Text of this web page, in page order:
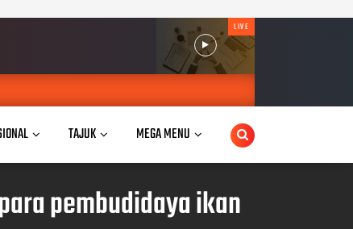
LIVE
TAJUK MEGA MENU
pembudidaya ikan